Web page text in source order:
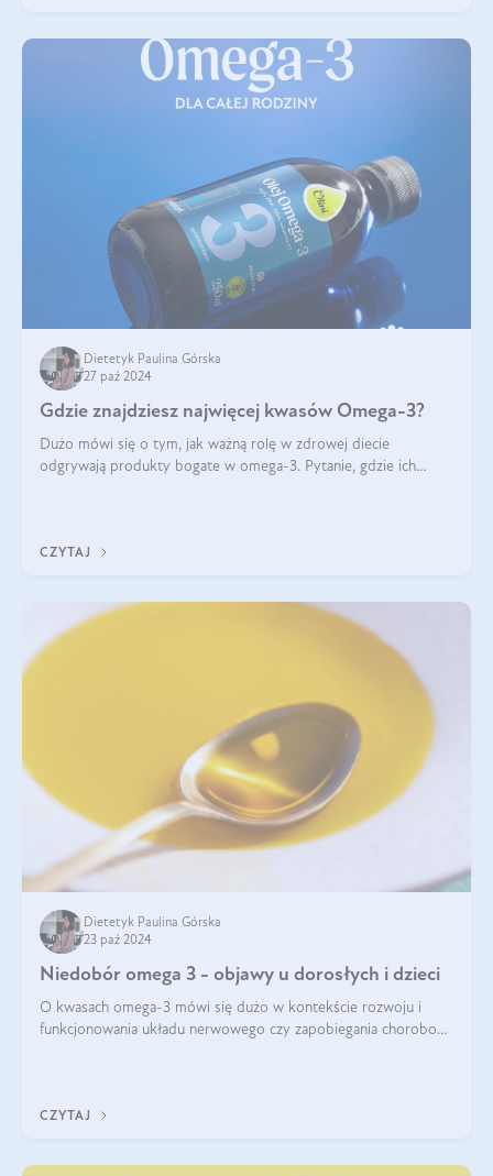
Dietetyk Paulina Górska
27 paź 2024
Gdzie znajdziesz najwięcej kwasów Omega-3?
Dużo mówi się o tym, jak ważną rolę w zdrowej diecie
odgrywają produkty bogate w omega-3. Pytanie, gdzie ich
CZYTAJ
Dietetyk Paulina Górska
23 paź 2024
Niedobór omega 3 - objawy u dorosłych i dzieci
O kwasach omega-3 mówi się dużo w kontekście rozwoju i
funkcjonowania układu nerwowego czy zapobiegania chorobom
CZYTAJ